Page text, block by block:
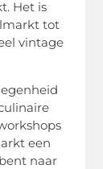
Het is
tot
vintage
een
naar